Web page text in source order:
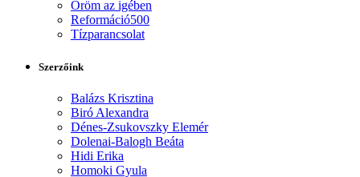
Öröm az igében
Reformáció500
Tízparancsolat
Szerzőink
Balázs Krisztina
Biró Alexandra
Dénes-Zsukovszky Elemér
Dolenai-Balogh Beáta
Hidi Erika
Homoki Gyula